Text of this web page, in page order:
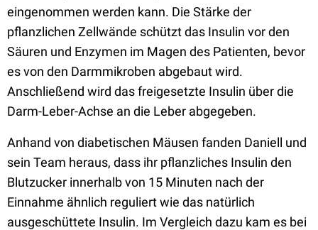
eingenommen werden kann. Die Stärke der
pflanzlichen Zellwände schützt das Insulin vor den
Säuren und Enzymen im Magen des Patienten, bevor
es von den Darmmikroben abgebaut wird.
Anschließend wird das freigesetzte Insulin über die
Darm-Leber-Achse an die Leber abgegeben.
Anhand von diabetischen Mäusen fanden Daniell und
sein Team heraus, dass ihr pflanzliches Insulin den
Blutzucker innerhalb von 15 Minuten nach der
Einnahme ähnlich reguliert wie das natürlich
ausgeschüttete Insulin. Im Vergleich dazu kam es bei